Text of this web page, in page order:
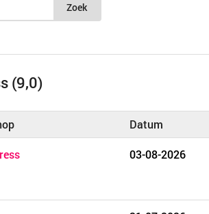
Zoek
(9,0)
Datum
03-08-2026